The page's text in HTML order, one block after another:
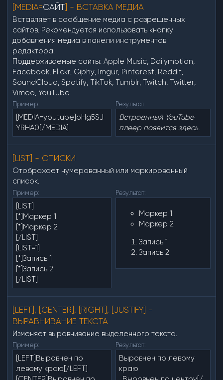
[MEDIA=САЙТ] - ВСТАВКА МЕДИА
Вставляет в сообщение медиа с разрешенных
сайтов. Рекомендуется использовать кнопку
добавления медиа в панели инструментов
редактора.
Поддерживаемые сайты:Apple Music, Dailymotion,
Facebook, Flickr, Giphy, Imgur, Pinterest, Reddit,
SoundCloud,Spotify,TikTok,Tumblr,Twitch,Twitter,
Vimeo,YouTube
Пример:
[MEDIA=youtube]oHg5SJ
YRHA0[/MEDIA]
Результат:
Встроенный YouTube
плеер появится здесь.
[LIST] - СПИСКИ
Отображает нумерованный или маркированный
список.
Пример:
[LIST]
[*]Маркер 1
[*]Маркер 2
[/LIST]
[LIST=1]
[*]Запись 1
[*]Запись 2
[/LIST]
Результат:
Маркер 1
Маркер 2
Запись 1
Запись 2
[LEFT], [CENTER], [RIGHT], [JUSTIFY] -
ВЫРАВНИВАНИЕ ТЕКСТА
Изменяет выравнивание выделенного текста.
Пример:
[LEFT]Выровнен по
левому краю[/LEFT]
Результат:
Выровнен по левому
краю​